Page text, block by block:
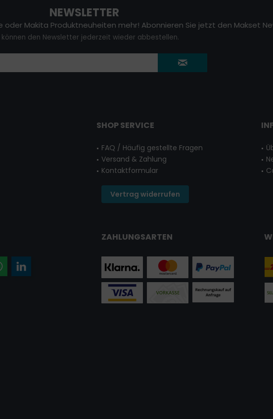
NEWSLETTER
oder Makita Produktneuheiten mehr! Abonnieren Sie jetzt den Makset
können den Newsletter jederzeit wieder abbestellen.
SHOP SERVICE
FAQ / Häufig gestellte Fragen
Versand & Zahlung
Kontaktformular
Vertrag widerrufen
ZAHLUNGSARTEN